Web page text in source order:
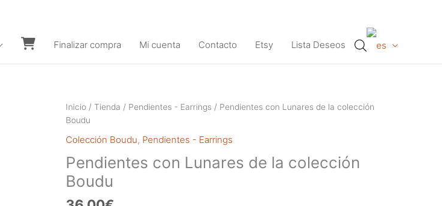
Carrito
Finalizar compra Mi cuenta Contacto Etsy Lista Deseos
Inicio / Tienda / Pendientes - Earrings / Pendientes con Lunares de la colección
Boudu
Colección Boudu, Pendientes - Earrings
Pendientes con Lunares de la colección
Boudu